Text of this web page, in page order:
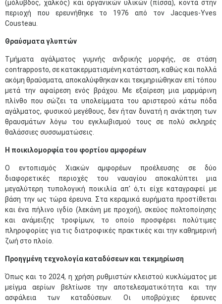
(μόλυβδος, χαλκός) και οργανικών υλικών (πίσσα), κοντά στην
περιοχή που ερευνήθηκε το 1976 από τον Jacques-Yves
Cousteau.
Θραύσματα γλυπτών
Τμήματα αγάλματος γυμνής ανδρικής μορφής, σε στάση
contrapposto, σε κατακερματισμένη κατάσταση, καθώς και πολλά
ακόμη θραύσματα, αποκαλύφθηκαν και τεκμηριώθηκαν επί τόπου
μετά την αφαίρεση ενός βράχου. Με εξαίρεση μια μαρμάρινη
πλίνθο που σώζει τα υπολείμματα του αριστερού κάτω πόδα
αγάλματος, φυσικού μεγέθους, δεν ήταν δυνατή η ανάκτηση των
θραυσμάτων λόγω του εγκλωβισμού τους σε πολύ σκληρές
θαλάσσιες συσσωματώσεις.
Η ποικιλομορφία του φορτίου αμφορέων
Ο εντοπισμός Χιακών αμφορέων προέλευσης σε δύο
διαφορετικές περιοχές του ναυαγίου αποκαλύπτει μια
μεγαλύτερη τυπολογική ποικιλία απ' ό,τι είχε καταγραφεί με
βάση την ως τώρα έρευνα. Στα κεραμικά ευρήματα προστίθεται
και ένα πήλινο ιγδίο (λεκάνη με προχοή), σκεύος πολτοποίησης
και ανάμειξης τροφίμων, το οποίο προσφέρει πολύτιμες
πληροφορίες για τις διατροφικές πρακτικές και την καθημερινή
ζωή στο πλοίο.
Προηγμένη τεχνολογία καταδύσεων και τεκμηρίωση
Όπως και το 2024, η χρήση ρυθμιστών κλειστού κυκλώματος με
μείγμα αερίων βελτίωσε την αποτελεσματικότητα και την
ασφάλεια των καταδύσεων. Οι υποβρύχιες έρευνες